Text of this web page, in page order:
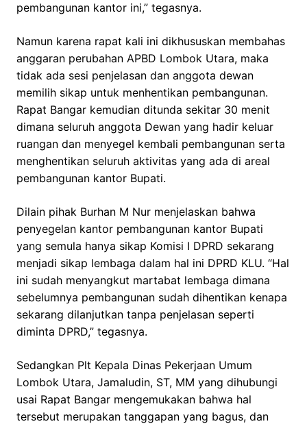
pembangunan kantor ini,” tegasnya.
Namun karena rapat kali ini dikhususkan membahas
anggaran perubahan APBD Lombok Utara, maka
tidak ada sesi penjelasan dan anggota dewan
memilih sikap untuk menhentikan pembangunan.
Rapat Bangar kemudian ditunda sekitar 30 menit
dimana seluruh anggota Dewan yang hadir keluar
ruangan dan menyegel kembali pembangunan serta
menghentikan seluruh aktivitas yang ada di areal
pembangunan kantor Bupati.
Dilain pihak Burhan M Nur menjelaskan bahwa
penyegelan kantor pembangunan kantor Bupati
yang semula hanya sikap Komisi I DPRD sekarang
menjadi sikap lembaga dalam hal ini DPRD KLU. “Hal
ini sudah menyangkut martabat lembaga dimana
sebelumnya pembangunan sudah dihentikan kenapa
sekarang dilanjutkan tanpa penjelasan seperti
diminta DPRD,” tegasnya.
Sedangkan Plt Kepala Dinas Pekerjaan Umum
Lombok Utara, Jamaludin, ST, MM yang dihubungi
usai Rapat Bangar mengemukakan bahwa hal
tersebut merupakan tanggapan yang bagus, dan